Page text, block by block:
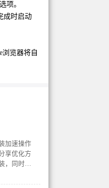
项。
成时启动
览器将自
加速操作
享优化方
，同时保